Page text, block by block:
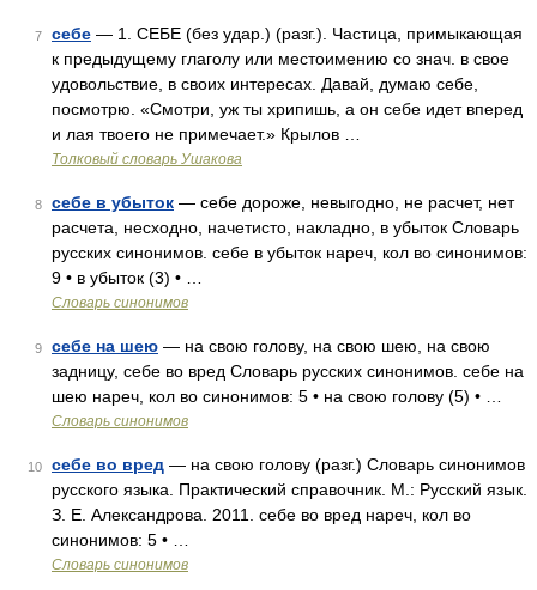
7 себе — 1. СЕБЕ (без удар.) (разг.). Частица, примыкающая
к предыдущему глаголу или местоимению со знач. в свое
удовольствие, в своих интересах. Давай, думаю себе,
посмотрю. «Смотри, уж ты хрипишь, а он себе идет вперед
и лая твоего не примечает.» Крылов …
Толковый словарь Ушакова
8 себе в убыток — себе дороже, невыгодно, не расчет, нет
расчета, несходно, начетисто, накладно, в убыток Словарь
русских синонимов. себе в убыток нареч, кол во синонимов:
9 • в убыток (3) • …
Словарь синонимов
9 себе на шею — на свою голову, на свою шею, на свою
задницу, себе во вред Словарь русских синонимов. себе на
шею нареч, кол во синонимов: 5 • на свою голову (5) • …
Словарь синонимов
10 себе во вред — на свою голову (разг.) Словарь синонимов
русского языка. Практический справочник. М.: Русский язык.
З. Е. Александрова. 2011. себе во вред нареч, кол во
синонимов: 5 • …
Словарь синонимов